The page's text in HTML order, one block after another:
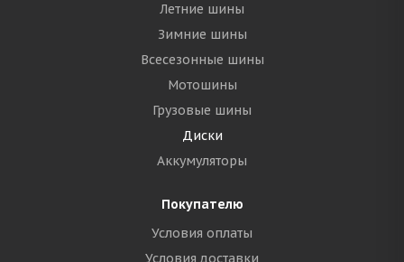
Летние шины
Зимние шины
Всесезонные шины
Мотошины
Грузовые шины
Диски
Аккумуляторы
Покупателю
Условия оплаты
Условия доставки